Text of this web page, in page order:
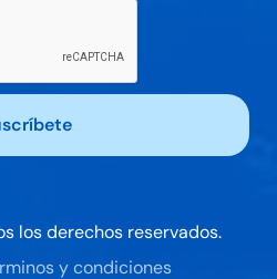
los derechos reservados.
y condiciones